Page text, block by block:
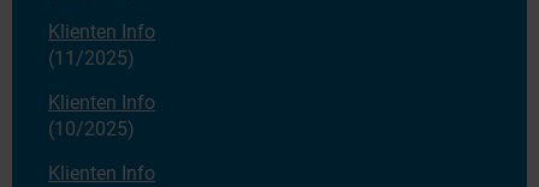
Klienten Info
(11/2025)
Klienten Info
(10/2025)
Klienten Info